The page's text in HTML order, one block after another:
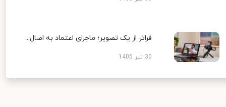
فراتر از یک تصویر؛ ماجرای اعتماد به اصال...
30 تیر 1405